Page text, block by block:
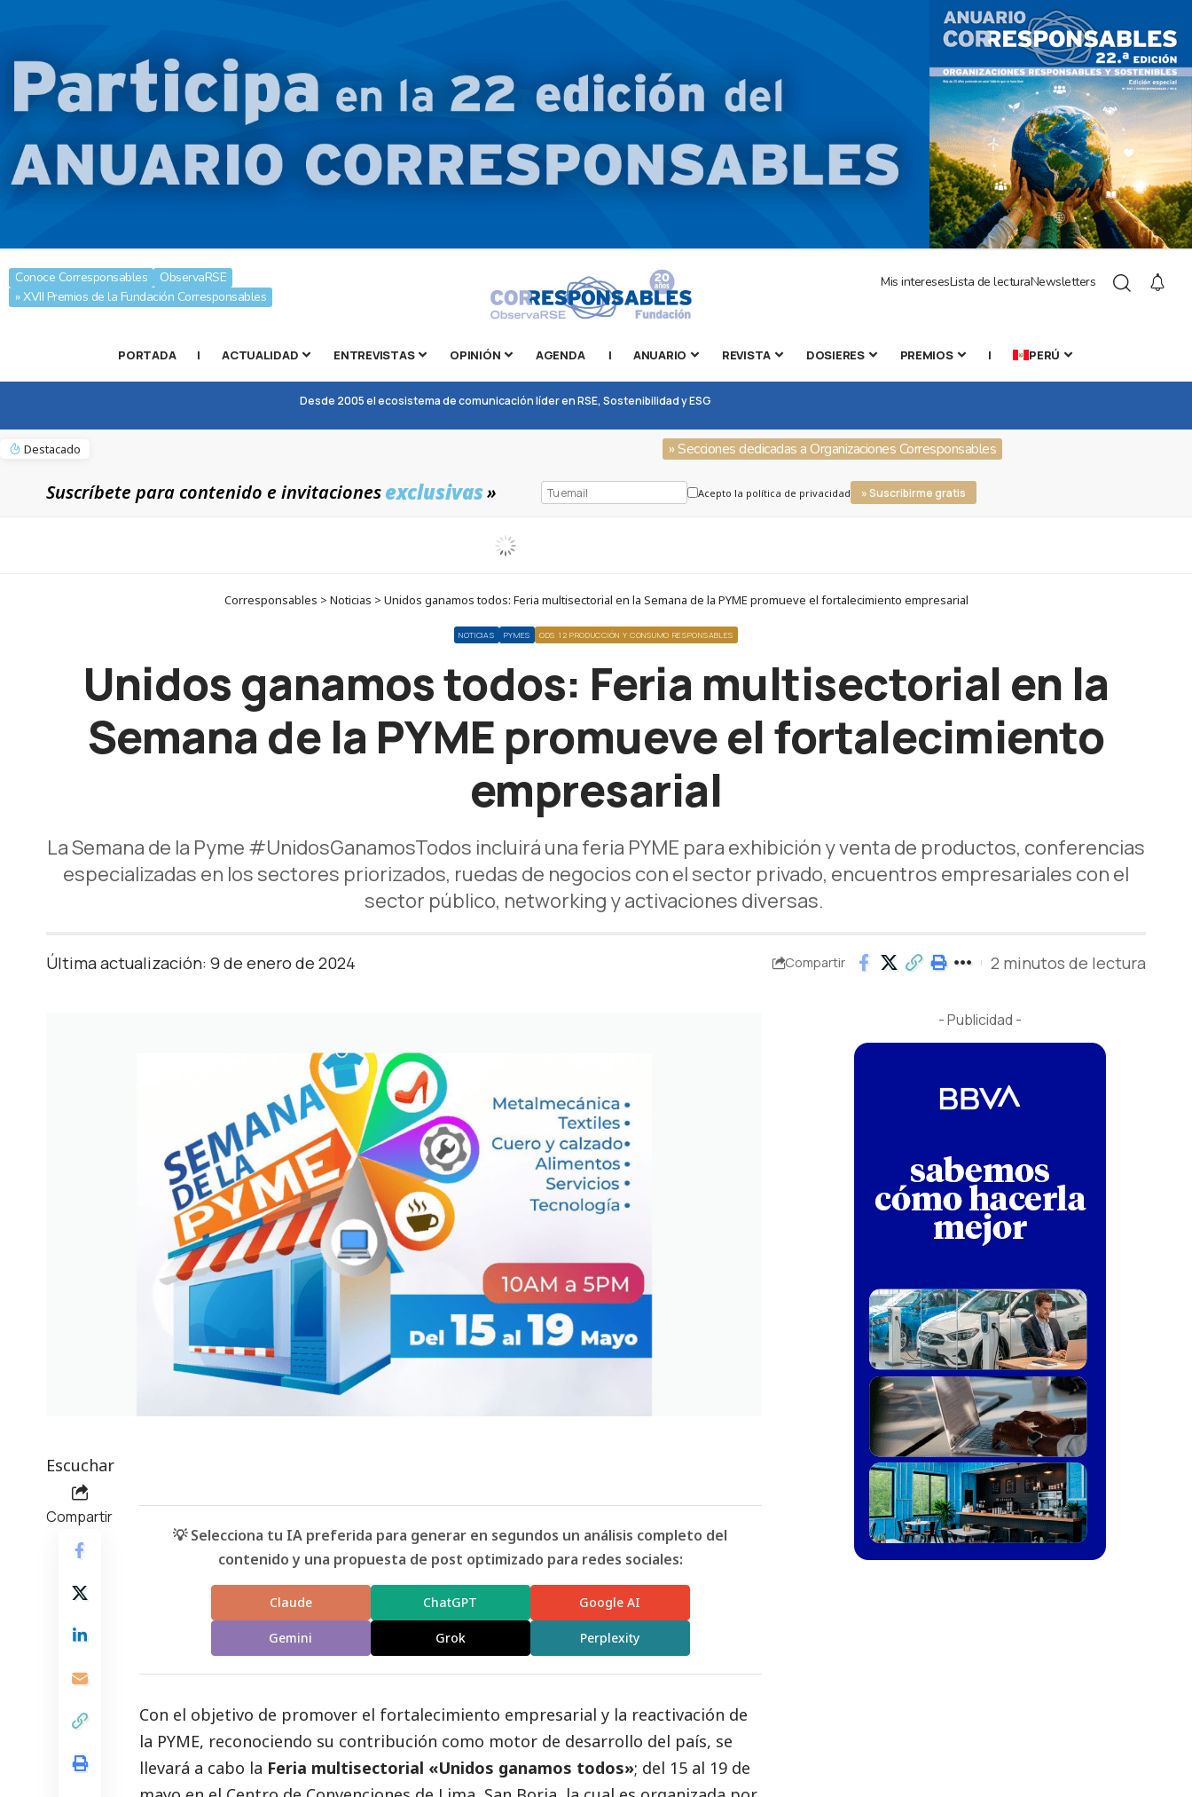
Conoce Corresponsables
ObservaRSE
» XVII Premios de la Fundación Corresponsables
Mis interesesLista de lecturaNewsletters
PORTADA | ACTUALIDAD ENTREVISTAS OPINIÓN AGENDA | ANUARIO REVISTA DOSIERES PREMIOS | PERÚ
Desde 2005 el ecosistema de comunicación líder en RSE, Sostenibilidad y ESG
Destacado » Secciones dedicadas a Organizaciones Corresponsables
Suscríbete para contenido e invitacionesexclusivas» Acepto la política de privacidad » Suscribirme gratis
Corresponsables > Noticias > Unidos ganamos todos: Feria multisectorial en la Semana de la PYME promueve el fortalecimiento empresarial
NOTICIAS PYMES ODS 12 PRODUCCIÓN Y CONSUMO RESPONSABLES
Unidos ganamos todos: Feria multisectorial en la
Semana de la PYME promueve el fortalecimiento
empresarial
La Semana de la Pyme #UnidosGanamosTodos incluirá una feria PYME para exhibición y venta de productos, conferencias
especializadas en los sectores priorizados, ruedas de negocios con el sector privado, encuentros empresariales con el
sector público, networking y activaciones diversas.
Última actualización: 9 de enero de 2024 Compartir 2 minutos de lectura
Escuchar
Compartir
💡 Selecciona tu IA preferida para generar en segundos un análisis completo del
contenido y una propuesta de post optimizado para redes sociales:
Claude ChatGPT Google AI
Gemini Grok Perplexity
Con el objetivo de promover el fortalecimiento empresarial y la reactivación de
la PYME, reconociendo su contribución como motor de desarrollo del país, se
llevará a cabo la Feria multisectorial «Unidos ganamos todos»; del 15 al 19 de
- Publicidad -